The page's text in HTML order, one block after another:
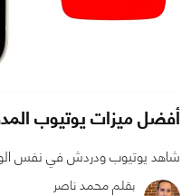
أفضل ميزات يوتيوب
شاهد يوتيوب ودردش في نفس
بقلم محمد ناصر